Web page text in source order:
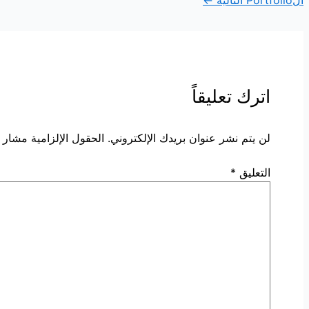
اترك تعليقاً
لن يتم نشر عنوان بريدك الإلكتروني. الحقول الإلزامية مشار
التعليق *